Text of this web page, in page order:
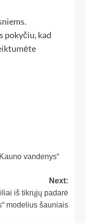
pokyčiu, kad
vandenys“
Next:
iš tikrųjų padarė
modelius šauniais